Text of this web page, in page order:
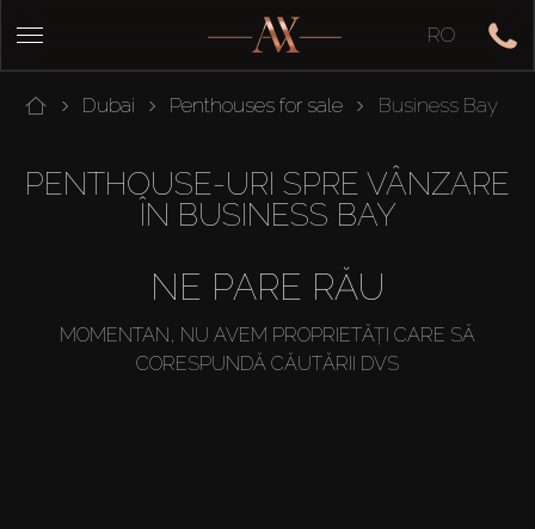
RO
Dubai Penthouses for sale Business Bay
PENTHOUSE-URI SPRE VÂNZARE
ÎN BUSINESS BAY
NE PARE RĂU
MOMENTAN, NU AVEM PROPRIETĂȚI CARE SĂ
CORESPUNDĂ CĂUTĂRII DVS